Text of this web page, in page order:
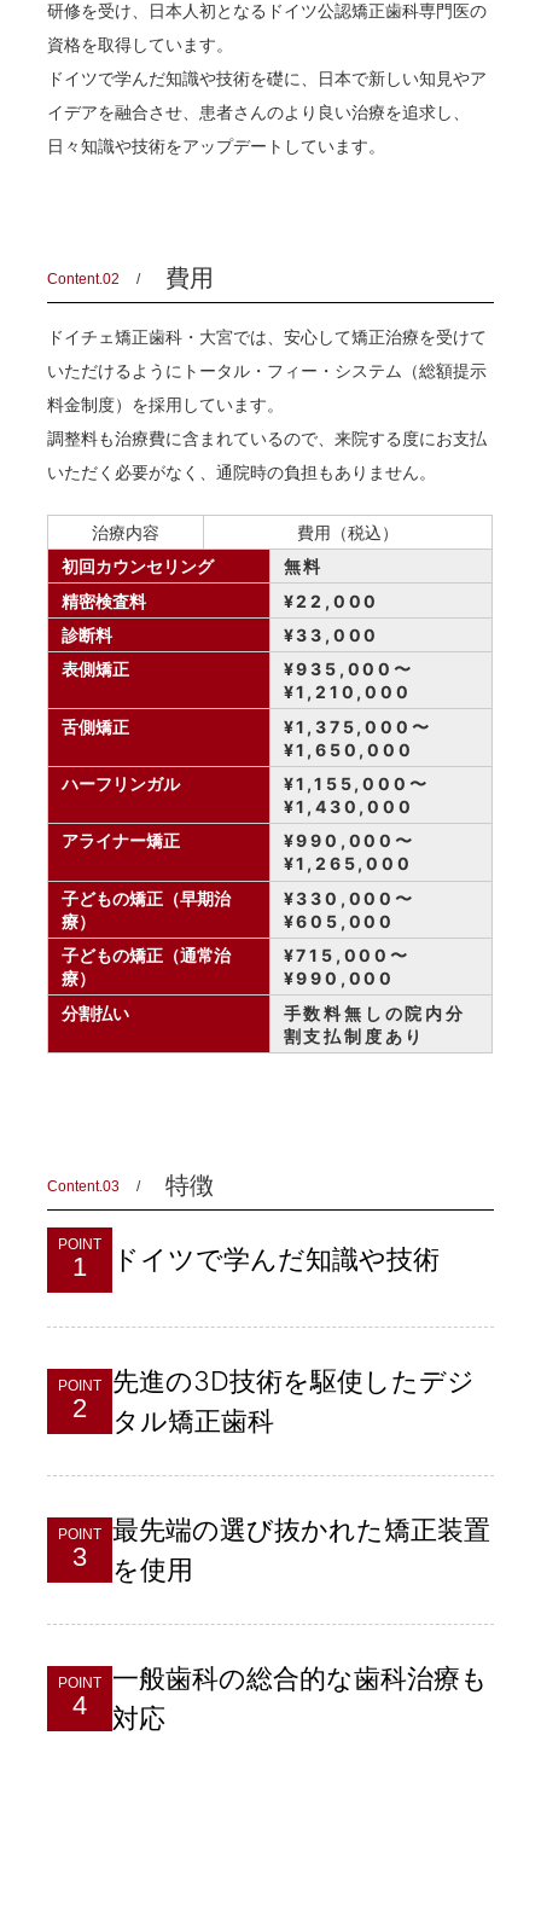
研修を受け、日本人初となるドイツ公認矯正歯科専門医の
資格を取得しています。
ドイツで学んだ知識や技術を礎に、日本で新しい知見やア
イデアを融合させ、患者さんのより良い治療を追求し、
日々知識や技術をアップデートしています。
Content.02 費用
ドイチェ矯正歯科・大宮では、安心して矯正治療を受けて
いただけるようにトータル・フィー・システム（総額提示
料金制度）を採用しています。
調整料も治療費に含まれているので、来院する度にお支払
いただく必要がなく、通院時の負担もありません。
治療内容
費用（税込）
初回カウンセリング
無料
精密検査料
¥22,000
診断料
¥33,000
表側矯正
¥935,000〜
¥1,210,000
舌側矯正
¥1,375,000〜
¥1,650,000
ハーフリンガル
¥1,155,000〜
¥1,430,000
アライナー矯正
¥990,000〜
¥1,265,000
子どもの矯正（早期治
療）
¥330,000〜
¥605,000
子どもの矯正（通常治
療）
¥715,000〜
¥990,000
分割払い
手数料無しの院内分
割支払制度あり
Content.03 特徴
POINT
1 ドイツで学んだ知識や技術
POINT
2
先進の3D技術を駆使したデジ
タル矯正歯科
POINT
3
最先端の選び抜かれた矯正装置
を使用
POINT
4
一般歯科の総合的な歯科治療も
対応